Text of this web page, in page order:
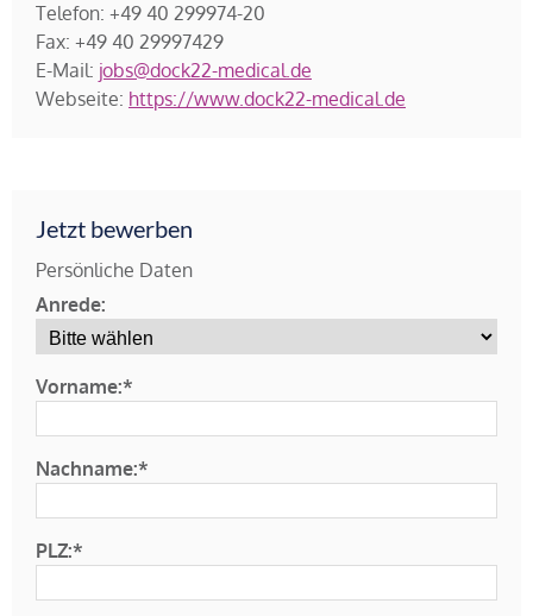
Telefon: +49 40 299974-20
Fax: +49 40 29997429
E-Mail: jobs@dock22-medical.de
Webseite: https://www.dock22-medical.de
Jetzt bewerben
Persönliche Daten
Anrede:
Vorname:*
Nachname:*
PLZ:*